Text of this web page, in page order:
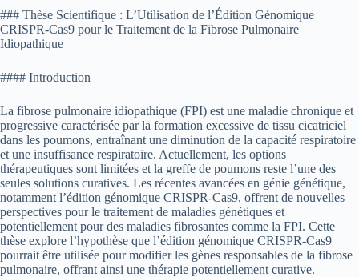
### Thèse Scientifique : L’Utilisation de l’Édition Génomique
CRISPR-Cas9 pour le Traitement de la Fibrose Pulmonaire
Idiopathique
#### Introduction
La fibrose pulmonaire idiopathique (FPI) est une maladie chronique et
progressive caractérisée par la formation excessive de tissu cicatriciel
dans les poumons, entraînant une diminution de la capacité respiratoire
et une insuffisance respiratoire. Actuellement, les options
thérapeutiques sont limitées et la greffe de poumons reste l’une des
seules solutions curatives. Les récentes avancées en génie génétique,
notamment l’édition génomique CRISPR-Cas9, offrent de nouvelles
perspectives pour le traitement de maladies génétiques et
potentiellement pour des maladies fibrosantes comme la FPI. Cette
thèse explore l’hypothèse que l’édition génomique CRISPR-Cas9
pourrait être utilisée pour modifier les gènes responsables de la fibrose
pulmonaire, offrant ainsi une thérapie potentiellement curative.